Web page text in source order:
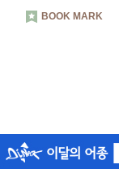
BOOK MARK